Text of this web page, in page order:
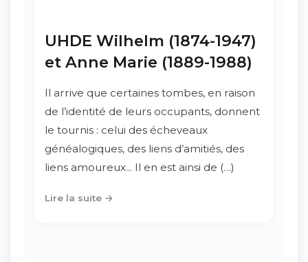
UHDE Wilhelm (1874-1947)
et Anne Marie (1889-1988)
Il arrive que certaines tombes, en raison
de l’identité de leurs occupants, donnent
le tournis : celui des écheveaux
généalogiques, des liens d’amitiés, des
liens amoureux... Il en est ainsi de (…)
Lire la suite →